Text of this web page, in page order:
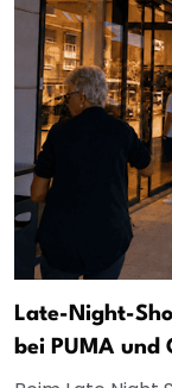
Late-Night-
bei PUMA und